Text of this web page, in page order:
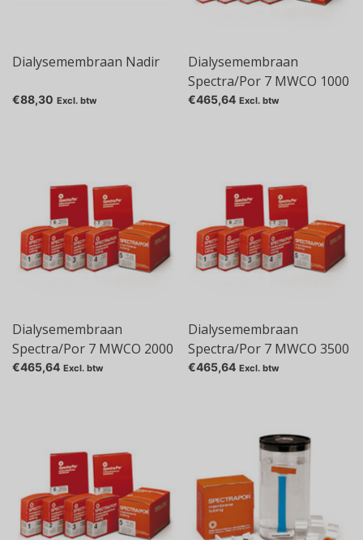
Dialysemembraan Nadir
€88,30 Excl. btw
Dialysemembraan
Spectra/Por 7 MWCO 1000
€465,64 Excl. btw
Dialysemembraan
Spectra/Por 7 MWCO 2000
€465,64 Excl. btw
Dialysemembraan
Spectra/Por 7 MWCO 3500
€465,64 Excl. btw